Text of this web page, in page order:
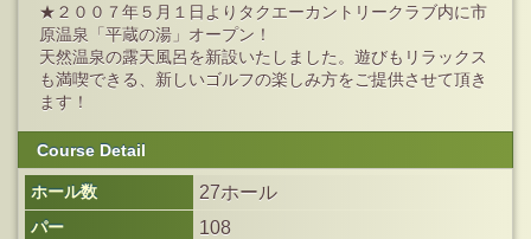
★２００７年５月１日よりタクエーカントリークラブ内に市
原温泉「平蔵の湯」オープン！
天然温泉の露天風呂を新設いたしました。遊びもリラックス
も満喫できる、新しいゴルフの楽しみ方をご提供させて頂き
ます！
Course Detail
ホール数 27ホール
パー 108